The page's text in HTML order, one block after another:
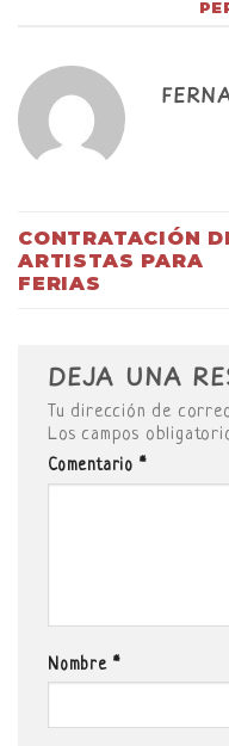
CONTRATACIÓN
ARTISTAS PARA
FERIAS
DEJA UNA
Tu dirección de
Los campos
Comentario *
Nombre *